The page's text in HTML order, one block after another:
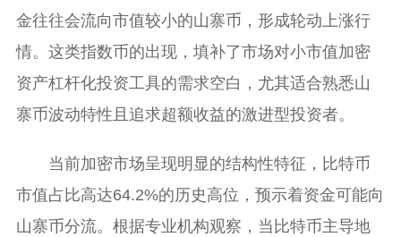
金往往会流向市值较小的山寨币，形成轮动上涨行
情。这类指数币的出现，填补了市场对小市值加密
资产杠杆化投资工具的需求空白，尤其适合熟悉山
寨币波动特性且追求超额收益的激进型投资者。
当前加密市场呈现明显的结构性特征，比特币
市值占比高达64.2%的历史高位，预示着资金可能向
山寨币分流。根据专业机构观察，当比特币主导地